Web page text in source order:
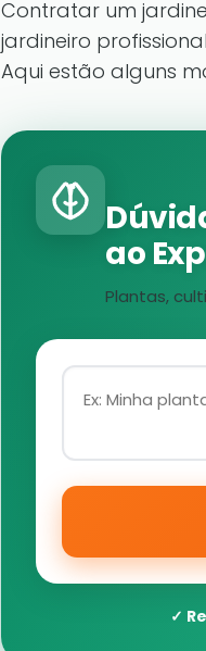
Contratar um
jardineiro
Aqui estão alguns
ao
Plantas,
✓